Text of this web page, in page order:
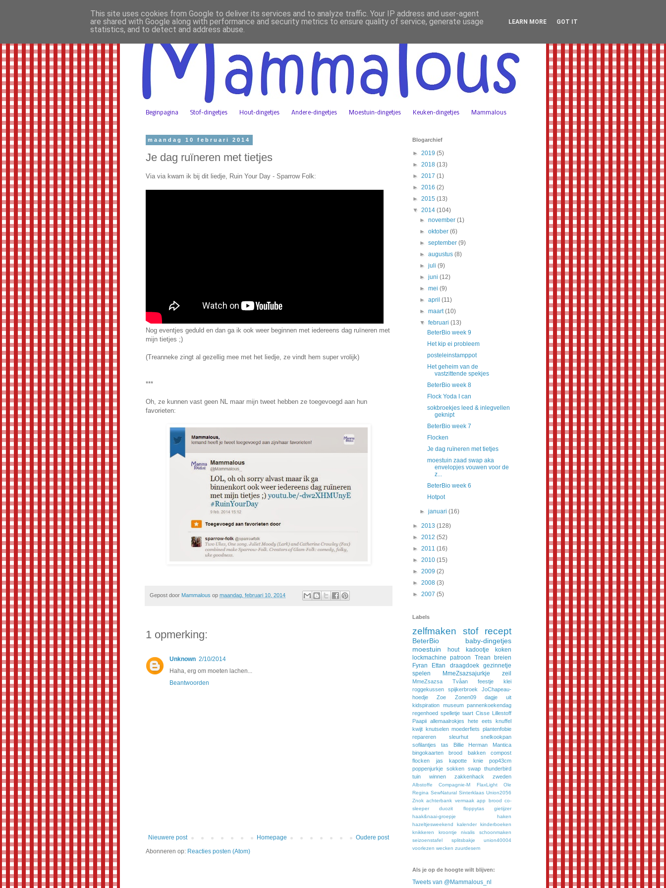
Beginpagina Stof-dingetjes Hout-dingetjes Andere-dingetjes Moestuin-dingetjes Keuken-dingetjes Mammalous
maandag 10 februari 2014
Je dag ruïneren met tietjes
Via via kwam ik bij dit liedje, Ruin Your Day - Sparrow Folk:
Nog eventjes geduld en dan ga ik ook weer beginnen met iedereens dag ruïneren met
mijn tietjes ;)
(Treanneke zingt al gezellig mee met het liedje, ze vindt hem super vrolijk)
***
Oh, ze kunnen vast geen NL maar mijn tweet hebben ze toegevoegd aan hun
favorieten:
Gepost door Mammalous op maandag, februari 10, 2014
1 opmerking:
Unknown 2/10/2014
Haha, erg om moeten lachen...
Beantwoorden
Nieuwere post Oudere post
Homepage
Abonneren op: Reacties posten (Atom)
Blogarchief
► 2019 (5)
► 2018 (13)
► 2017 (1)
► 2016 (2)
► 2015 (13)
▼ 2014 (104)
►november(1)
►oktober(6)
►september(9)
►augustus(8)
►juli(9)
►juni(12)
►mei(9)
►april(11)
►maart(10)
▼februari(13)
BeterBio week 9
Het kip ei probleem
posteleinstamppot
Het geheim van de
vastzittende spekjes
BeterBio week 8
Flock Yoda I can
sokbroekjes leed & inlegvellen
geknipt
BeterBio week 7
Flocken
Je dag ruïneren met tietjes
moestuin zaad swap aka
envelopjes vouwen voor de
z...
BeterBio week 6
Hotpot
►januari(16)
► 2013 (128)
► 2012 (52)
► 2011 (16)
► 2010 (15)
► 2009 (2)
► 2008 (3)
► 2007 (5)
Labels
zelfmaken stof recept
BeterBio
baby-dingetjes
moestuin
hout kadootje
koken
lockmachine patroon Trean
breien
Fyran
Ettan draagdoek gezinnetje
spelen
MmeZsazsajurkje zeil
MmeZsazsa Tvåan feestje
klei
roggekussen
spijkerbroek
JoChapeau-
hoedje
Zoe Zonen09
dagje uit
kidspiration museum pannenkoekendag
regenhoed spelletje taart Cisse Lillestoff
Paapii allemaalrokjes hete eets
knuffel
kwijt knutselen moederfiets plantenfobie
repareren
sleurhut
snelkookpan
sofilantjes
tas Billie Herman
Mantica
bingokaarten
brood bakken
compost
flocken
jas kapotte knie
pop43cm
poppenjurkje sokken swap thunderbird
tuin
winnen zakkenhack zweden
Albstoffe Compagnie-M FlaxLight
Ole
Regina SewNatural Sinterklaas Union2056
Znok achterbank vermaak app brood co-
sleeper
duozit floppytas
gietijzer
haak&naai-groepje
haken
hazeltjesweekend
kalender
kinderboeken
knikkeren
kroontje nivalis
schoonmaken
seizoenstafel
splitsbakje
union40004
voorlezen wecken zuurdesem
Als je op de hoogte wilt blijven:
Tweets van @Mammalous_nl
This site uses cookies from Google to deliver its services and to analyze traffic. Your IP address and user-agent
are shared with Google along with performance and security metrics to ensure quality of service, generate usage
statistics, and to detect and address abuse.
LEARN MORE GOT IT